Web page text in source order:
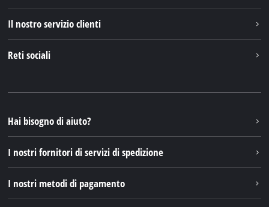
Einhell Germany AG
Il nostro servizio clienti
Reti sociali
Instagram
TikTok
Pinterest
Hai bisogno di aiuto?
I nostri fornitori di servizi di spedizione
I nostri metodi di pagamento